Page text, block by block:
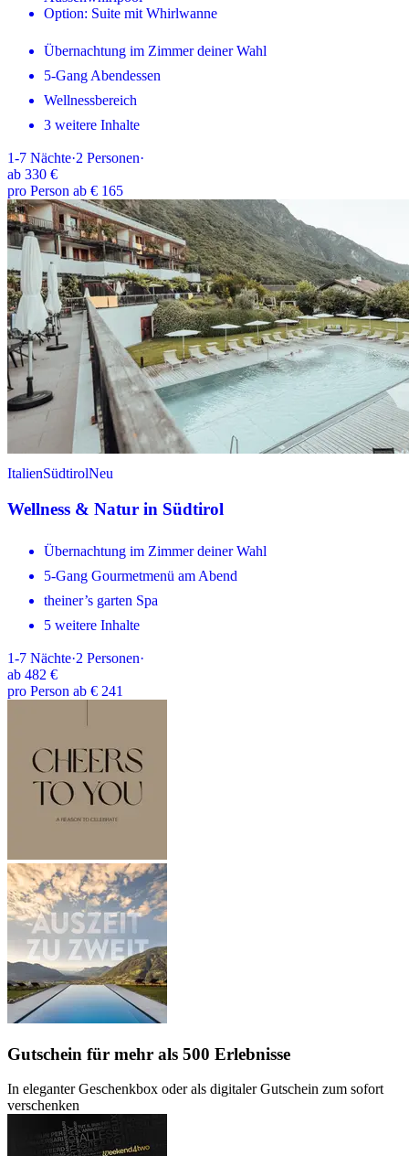
Option: Suite mit Whirlwanne
Übernachtung im Zimmer deiner Wahl
5-Gang Abendessen
Wellnessbereich
3 weitere Inhalte
1-7 Nächte·2 Personen·
ab 330 €
pro Person ab € 165
ItalienSüdtirolNeu
Wellness & Natur in Südtirol
Übernachtung im Zimmer deiner Wahl
5-Gang Gourmetmenü am Abend
theiner’s garten Spa
5 weitere Inhalte
1-7 Nächte·2 Personen·
ab 482 €
pro Person ab € 241
Gutschein für mehr als 500 Erlebnisse
In eleganter Geschenkbox oder als digitaler Gutschein zum sofort
verschenken